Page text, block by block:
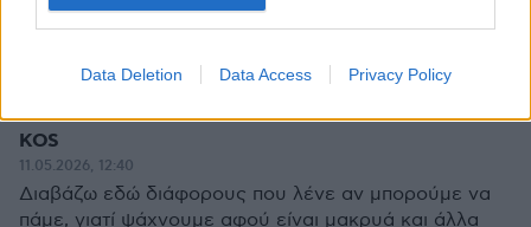
Data Deletion Data Access Privacy Policy
ΑΠΑΝΤΗΣΗ
KOS
11.05.2026, 12:40
Διαβάζω εδώ διάφορους που λένε αν μπορούμε να
πάμε, γιατί ψάχνουμε αφού είναι μακρυά και άλλα